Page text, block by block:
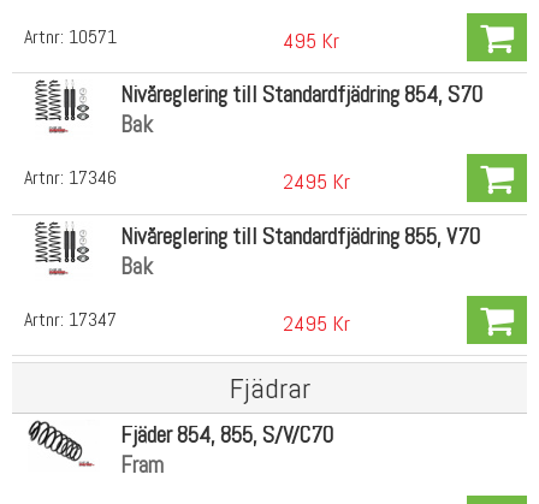
Artnr: 10571 495 Kr
Artnr: 17346
Nivåreglering till Standardfjädring 854, S70
Bak
2495 Kr
Artnr: 17347
Nivåreglering till Standardfjädring 855, V70
Bak
2495 Kr
Fjädrar
Fjäder 854, 855, S/V/C70
Fram